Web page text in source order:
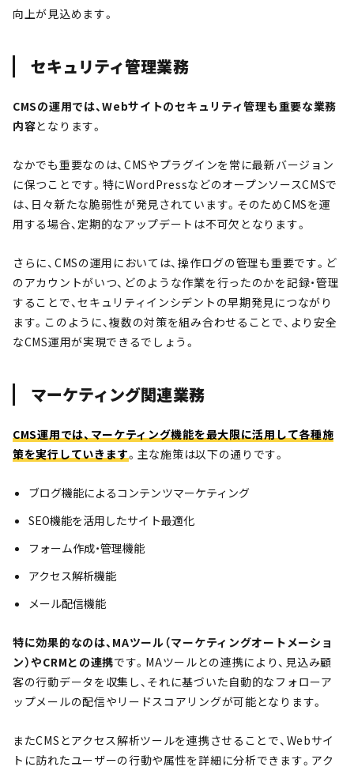
向上が見込めます。
セキュリティ管理業務
CMSの運用では、Webサイトのセキュリティ管理も重要な業務
内容となります。
なかでも重要なのは、CMSやプラグインを常に最新バージョン
に保つことです。特にWordPressなどのオープンソースCMSで
は、日々新たな脆弱性が発見されています。そのためCMSを運
用する場合、定期的なアップデートは不可欠となります。
さらに、CMSの運用においては、操作ログの管理も重要です。ど
のアカウントがいつ、どのような作業を行ったのかを記録・管理
することで、セキュリティインシデントの早期発見につながり
ます。このように、複数の対策を組み合わせることで、より安全
なCMS運用が実現できるでしょう。
マーケティング関連業務
CMS運用では、マーケティング機能を最大限に活用して各種施
策を実行していきます。主な施策は以下の通りです。
ブログ機能によるコンテンツマーケティング
SEO機能を活用したサイト最適化
フォーム作成・管理機能
アクセス解析機能
メール配信機能
特に効果的なのは、MAツール（マーケティングオートメーショ
ン）やCRMとの連携です。MAツールとの連携により、見込み顧
客の行動データを収集し、それに基づいた自動的なフォローア
ップメールの配信やリードスコアリングが可能となります。
またCMSとアクセス解析ツールを連携させることで、Webサイ
トに訪れたユーザーの行動や属性を詳細に分析できます。アク